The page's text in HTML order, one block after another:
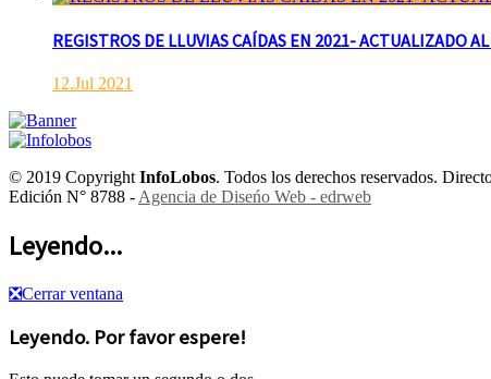
REGISTROS DE LLUVIAS CAÍDAS EN 2021- ACTUALIZADO
12.Jul 2021
© 2019 CopyrightInfoLobos. Todos los derechos reservados.
Edición N° 8788 -Agencia de Diseńo Web - edrweb
Leyendo...
❎Cerrar ventana
Leyendo. Por favor espere!